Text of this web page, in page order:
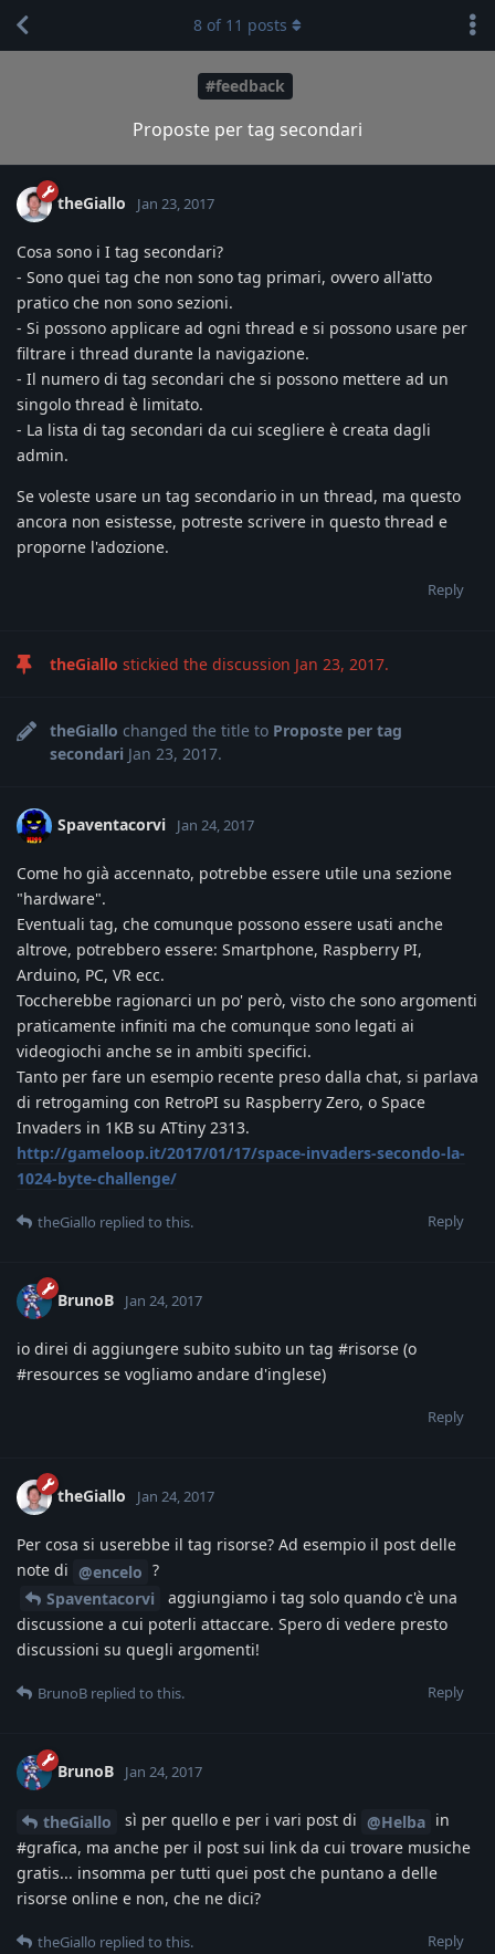
#feedback
Proposte per tag secondari
8 of 11 posts
theGiallo Jan 23, 2017
Cosa sono i I tag secondari?
- Sono quei tag che non sono tag primari, ovvero all'atto
pratico che non sono sezioni.
- Si possono applicare ad ogni thread e si possono usare per
filtrare i thread durante la navigazione.
- Il numero di tag secondari che si possono mettere ad un
singolo thread è limitato.
- La lista di tag secondari da cui scegliere è creata dagli
admin.
Se voleste usare un tag secondario in un thread, ma questo
ancora non esistesse, potreste scrivere in questo thread e
proporne l'adozione.
Reply
theGiallo stickied the discussion Jan 23, 2017.
theGiallo changed the title to Proposte per tag
secondari Jan 23, 2017.
Spaventacorvi Jan 24, 2017
Come ho già accennato, potrebbe essere utile una sezione
"hardware".
Eventuali tag, che comunque possono essere usati anche
altrove, potrebbero essere: Smartphone, Raspberry PI,
Arduino, PC, VR ecc.
Toccherebbe ragionarci un po' però, visto che sono argomenti
praticamente infiniti ma che comunque sono legati ai
videogiochi anche se in ambiti specifici.
Tanto per fare un esempio recente preso dalla chat, si parlava
di retrogaming con RetroPI su Raspberry Zero, o Space
Invaders in 1KB su ATtiny 2313.
http://gameloop.it/2017/01/17/space-invaders-secondo-la-
1024-byte-challenge/
Reply
theGiallo replied to this.
BrunoB Jan 24, 2017
io direi di aggiungere subito subito un tag #risorse (o
#resources se vogliamo andare d'inglese)
Reply
theGiallo Jan 24, 2017
Per cosa si userebbe il tag risorse? Ad esempio il post delle
note di @encelo ?
Spaventacorvi
aggiungiamo i tag solo quando c'è una
discussione a cui poterli attaccare. Spero di vedere presto
discussioni su quegli argomenti!
Reply
BrunoB replied to this.
BrunoB Jan 24, 2017
theGiallo sì per quello e per i vari post di @Helba in
#grafica, ma anche per il post sui link da cui trovare musiche
gratis... insomma per tutti quei post che puntano a delle
risorse online e non, che ne dici?
Reply
theGiallo replied to this.